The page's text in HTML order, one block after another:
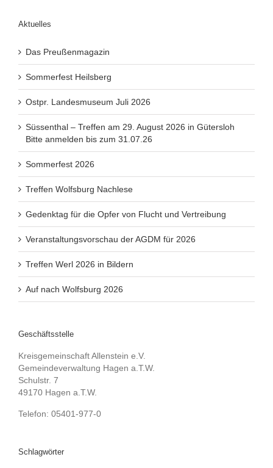
Aktuelles
Das Preußenmagazin
Sommerfest Heilsberg
Ostpr. Landesmuseum Juli 2026
Süssenthal – Treffen am 29. August 2026 in Gütersloh
Bitte anmelden bis zum 31.07.26
Sommerfest 2026
Treffen Wolfsburg Nachlese
Gedenktag für die Opfer von Flucht und Vertreibung
Veranstaltungsvorschau der AGDM für 2026
Treffen Werl 2026 in Bildern
Auf nach Wolfsburg 2026
Geschäftsstelle
Kreisgemeinschaft Allenstein e.V.
Gemeindeverwaltung Hagen a.T.W.
Schulstr. 7
49170 Hagen a.T.W.
Telefon: 05401-977-0
Schlagwörter